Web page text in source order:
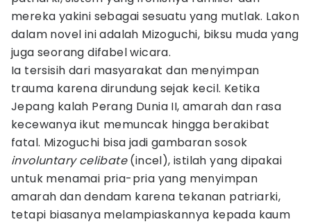
mereka yakini sebagai sesuatu yang mutlak. Lakon
dalam novel ini adalah Mizoguchi, biksu muda yang
juga seorang difabel wicara.
Ia tersisih dari masyarakat dan menyimpan
trauma karena dirundung sejak kecil. Ketika
Jepang kalah Perang Dunia II, amarah dan rasa
kecewanya ikut memuncak hingga berakibat
fatal. Mizoguchi bisa jadi gambaran sosok
involuntary celibate(incel), istilah yang dipakai
untuk menamai pria-pria yang menyimpan
amarah dan dendam karena tekanan patriarki,
tetapi biasanya melampiaskannya kepada kaum